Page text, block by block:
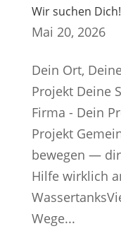
Wir suchen Dich!
Mai 20, 2026
Dein Ort,
Projekt Deine
Firma - Dein
Projekt
bewegen —
Hilfe wirklich
Wege...